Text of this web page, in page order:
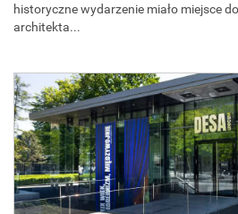
historyczne wydarzenie miało miejsce
architekta...